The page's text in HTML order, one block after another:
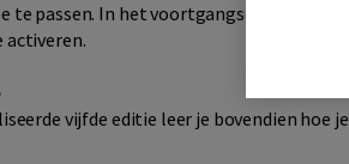
te passen. In het voortgangsoverzicht
activeren.
vijfde editie leer je bovendien